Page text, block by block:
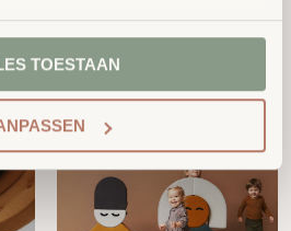
TOESTAAN
BTW